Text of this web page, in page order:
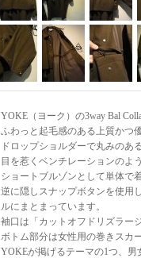
YOKE（ヨーク）の3way Bal
ふわっと起毛感のある上質かつ
ドロップショルダーで丸みのあ
目を惹くベンチレーションのよ
ショートブルゾンとして単体で
逆に隠しスナップボタンを使用
ルにまとまっています。
袖口は「カットオフドリズラー
ボトム部分は女性用の巻きスカ
YOKEが掲げるテーマの1つ、